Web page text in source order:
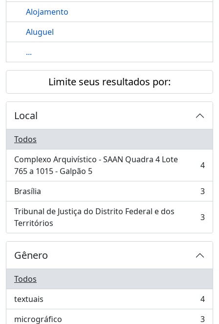
Alojamento
Aluguel
...
Limite seus resultados por:
Local
Todos
Complexo Arquivístico - SAAN Quadra 4 Lote
765 a 1015 - Galpão 5
, 4 resultados 4
Brasília
, 3 resultados
3
Tribunal de Justiça do Distrito Federal e dos
Territórios
, 3 resultados 3
Gênero
Todos
textuais
, 4 resultados
4
micrográfico
3